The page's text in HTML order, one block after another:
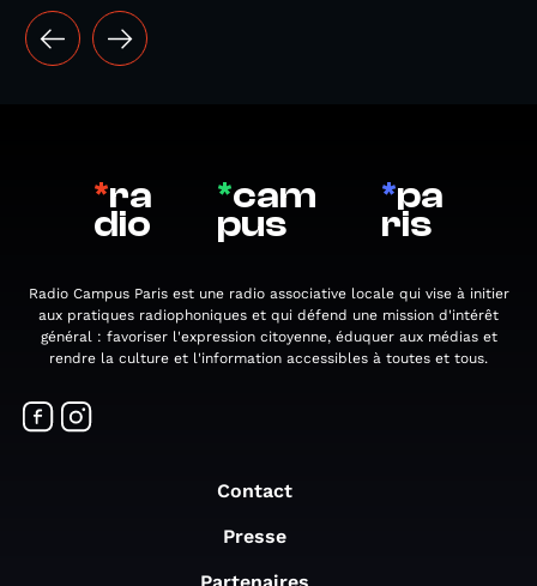
*ra
dio
*cam
pus
*pa
ris
Radio Campus Paris est une radio associative locale qui vise à initier
aux pratiques radiophoniques et qui défend une mission d'intérêt
général : favoriser l'expression citoyenne, éduquer aux médias et
rendre la culture et l'information accessibles à toutes et tous.
Contact
Presse